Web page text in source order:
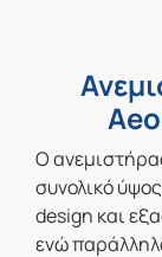
Ο
συνολικό
design και
ενώ